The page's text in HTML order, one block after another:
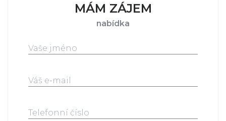
MÁM ZÁJEM
nabídka